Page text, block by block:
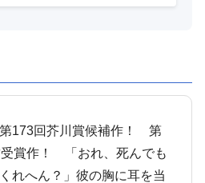
173回芥川賞候補作！ 第
賞作！ 「おれ、死んでも
れへん？」彼の胸に耳を当